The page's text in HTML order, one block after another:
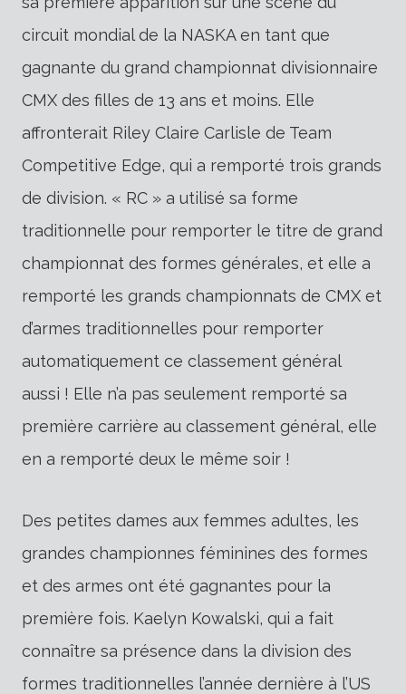
circuit mondial de la NASKA en tant que
gagnante du grand championnat divisionnaire
CMX des filles de 13 ans et moins. Elle
affronterait Riley Claire Carlisle de Team
Competitive Edge, qui a remporté trois grands
de division. « RC » a utilisé sa forme
traditionnelle pour remporter le titre de grand
championnat des formes générales, et elle a
remporté les grands championnats de CMX et
d’armes traditionnelles pour remporter
automatiquement ce classement général
aussi ! Elle n’a pas seulement remporté sa
première carrière au classement général, elle
en a remporté deux le même soir !
Des petites dames aux femmes adultes, les
grandes championnes féminines des formes
et des armes ont été gagnantes pour la
première fois. Kaelyn Kowalski, qui a fait
connaître sa présence dans la division des
formes traditionnelles l’année dernière à l’US